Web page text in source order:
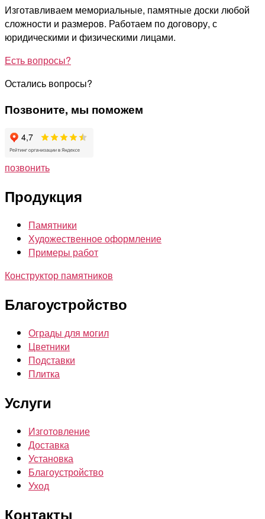
Изготавливаем мемориальные, памятные доски любой
сложности и размеров. Работаем по договору, с
юридическими и физическими лицами.
Есть вопросы?
Остались вопросы?
Позвоните, мы поможем
позвонить
Продукция
Памятники
Художественное оформление
Примеры работ
Конструктор памятников
Благоустройство
Ограды для могил
Цветники
Подставки
Плитка
Услуги
Изготовление
Доставка
Установка
Благоустройство
Уход
Контакты